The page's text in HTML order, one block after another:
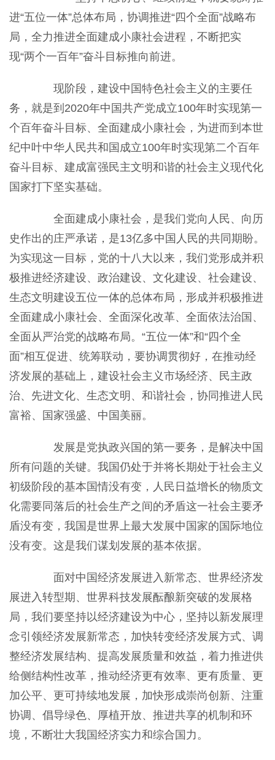
进“五位一体”总体布局，协调推进“四个全面”战略布
局，全力推进全面建成小康社会进程，不断把实
现“两个一百年”奋斗目标推向前进。
现阶段，建设中国特色社会主义的主要任
务，就是到2020年中国共产党成立100年时实现第一
个百年奋斗目标、全面建成小康社会，为进而到本世
纪中叶中华人民共和国成立100年时实现第二个百年
奋斗目标、建成富强民主文明和谐的社会主义现代化
国家打下坚实基础。
全面建成小康社会，是我们党向人民、向历
史作出的庄严承诺，是13亿多中国人民的共同期盼。
为实现这一目标，党的十八大以来，我们党形成并积
极推进经济建设、政治建设、文化建设、社会建设、
生态文明建设五位一体的总体布局，形成并积极推进
全面建成小康社会、全面深化改革、全面依法治国、
全面从严治党的战略布局。“五位一体”和“四个全
面”相互促进、统筹联动，要协调贯彻好，在推动经
济发展的基础上，建设社会主义市场经济、民主政
治、先进文化、生态文明、和谐社会，协同推进人民
富裕、国家强盛、中国美丽。
发展是党执政兴国的第一要务，是解决中国
所有问题的关键。我国仍处于并将长期处于社会主义
初级阶段的基本国情没有变，人民日益增长的物质文
化需要同落后的社会生产之间的矛盾这一社会主要矛
盾没有变，我国是世界上最大发展中国家的国际地位
没有变。这是我们谋划发展的基本依据。
面对中国经济发展进入新常态、世界经济发
展进入转型期、世界科技发展酝酿新突破的发展格
局，我们要坚持以经济建设为中心，坚持以新发展理
念引领经济发展新常态，加快转变经济发展方式、调
整经济发展结构、提高发展质量和效益，着力推进供
给侧结构性改革，推动经济更有效率、更有质量、更
加公平、更可持续地发展，加快形成崇尚创新、注重
协调、倡导绿色、厚植开放、推进共享的机制和环
境，不断壮大我国经济实力和综合国力。